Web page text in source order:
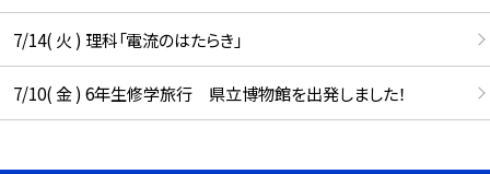
7/14( 火 ) 理科「電流のはたらき」
7/10( 金 ) 6年生修学旅行 県立博物館を出発しました！